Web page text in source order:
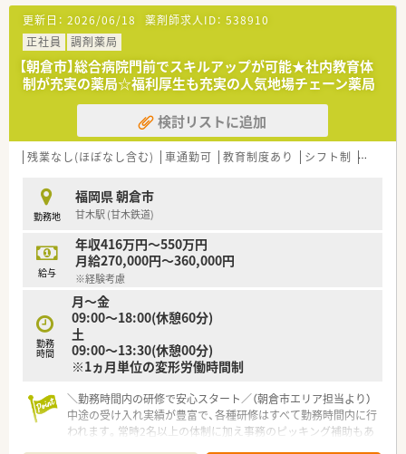
■ゼロから人間関係を構築していくので人間関係での悩みが少
ない環境です。
■調剤、OTC業務のどちらにも関わる事ができる職場です。
■私生活の変化に応じた働き方が出来る「勤務エリア選択制度
(ライフスタイルに合わせて選択・切替可能)転居停止制度・育児
転居制限制度等」といった独自の制度がございます。
■年間休日116日とプライベートの時間もしっかりと確保する
事が可能です。
■長期休暇制度があり、毎年14日間を取得する事が可能です。
（半年毎に7日間）
更新日： 2026/06/18 薬剤師求人ID： 538910
正社員
調剤薬局
【朝倉市】総合病院門前でスキルアップが可能★社内教育体
制が充実の薬局☆福利厚生も充実の人気地場チェーン薬局
検討リストに追加
残業なし(ほぼなし含む) 車通勤可 教育制度あり シフト制 大手チ
勤務地
福岡県 朝倉市
甘木駅 (甘木鉄道)
給与
年収416万円～550万円
月給270,000円～360,000円
※経験考慮
勤務
時間
月～金
09:00～18:00(休憩60分)
土
09:00～13:30(休憩00分)
※1ヵ月単位の変形労働時間制
＼勤務時間内の研修で安心スタート／（朝倉市エリア担当より）
中途の受け入れ実績が豊富で、各種研修はすべて勤務時間内に行
われます。常時2名以上の体制に加え事務のピッキング補助もあ